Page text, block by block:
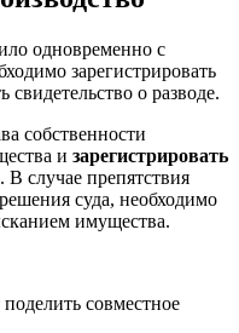
одновременно с
зарегистрировать
о разводе.
собственности
и зарегистрировать
. В случае препятствия
суда, необходимо
имущества.
совместное